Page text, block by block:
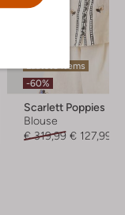
Laatste items
-60%
Scarlett Poppies
Blouse
€ 319,99 € 127,99